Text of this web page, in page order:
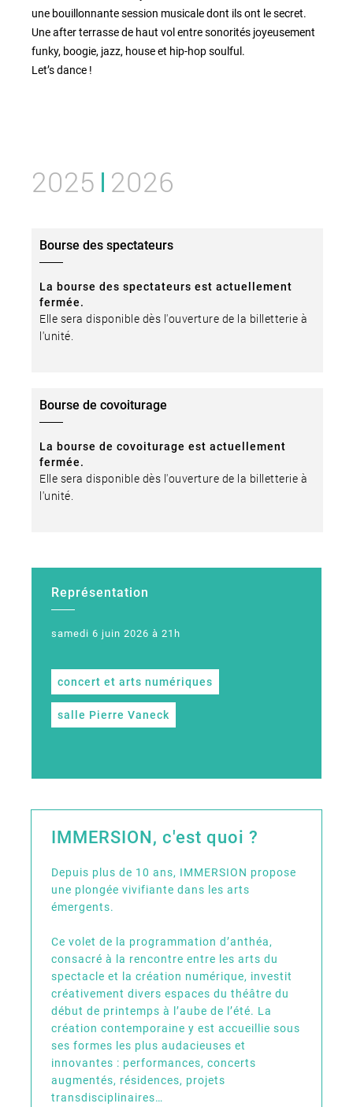
Représentation
samedi 6 juin 2026 à 21h
concert et arts numériques
salle Pierre Vaneck
IMMERSION, c'est quoi ?
Depuis plus de 10 ans, IMMERSION propose
une plongée vivifiante dans les arts
émergents.
Ce volet de la programmation d’anthéa,
consacré à la rencontre entre les arts du
spectacle et la création numérique, investit
créativement divers espaces du théâtre du
début de printemps à l’aube de l’été. La
création contemporaine y est accueillie sous
ses formes les plus audacieuses et
innovantes : performances, concerts
augmentés, résidences, projets
transdisciplinaires…
une bouillonnante session musicale dont ils ont le secret.
Une after terrasse de haut vol entre sonorités joyeusement
funky, boogie, jazz, house et hip-hop soulful.
Let’s dance !
2025 2026
Bourse des spectateurs
La bourse des spectateurs est actuellement
fermée.
Elle sera disponible dès l'ouverture de la billetterie à
l'unité.
Bourse de covoiturage
La bourse de covoiturage est actuellement
fermée.
Elle sera disponible dès l'ouverture de la billetterie à
l'unité.